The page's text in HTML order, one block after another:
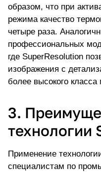
образом, что при
режима качество
четыре раза.
профессиональных
где SuperResolution
изображения с
более высокого класса
3.
технологии
Применение
специалистам по